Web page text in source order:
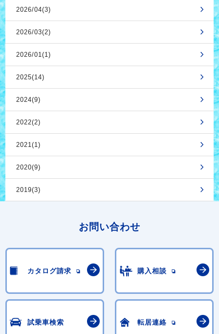
2026/04(3)
2026/03(2)
2026/01(1)
2025(14)
2024(9)
2022(2)
2021(1)
2020(9)
2019(3)
お問い合わせ
カタログ請求 購入相談
試乗車検索 転居連絡